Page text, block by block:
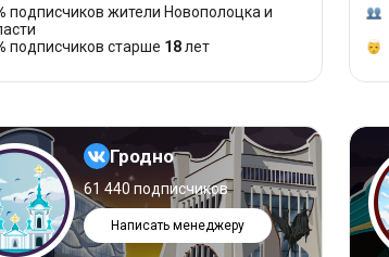
подписчиков жители Новополоцка и
подписчиков старше 18лет
Гродно
61 440 подписчиков
Написать менеджеру